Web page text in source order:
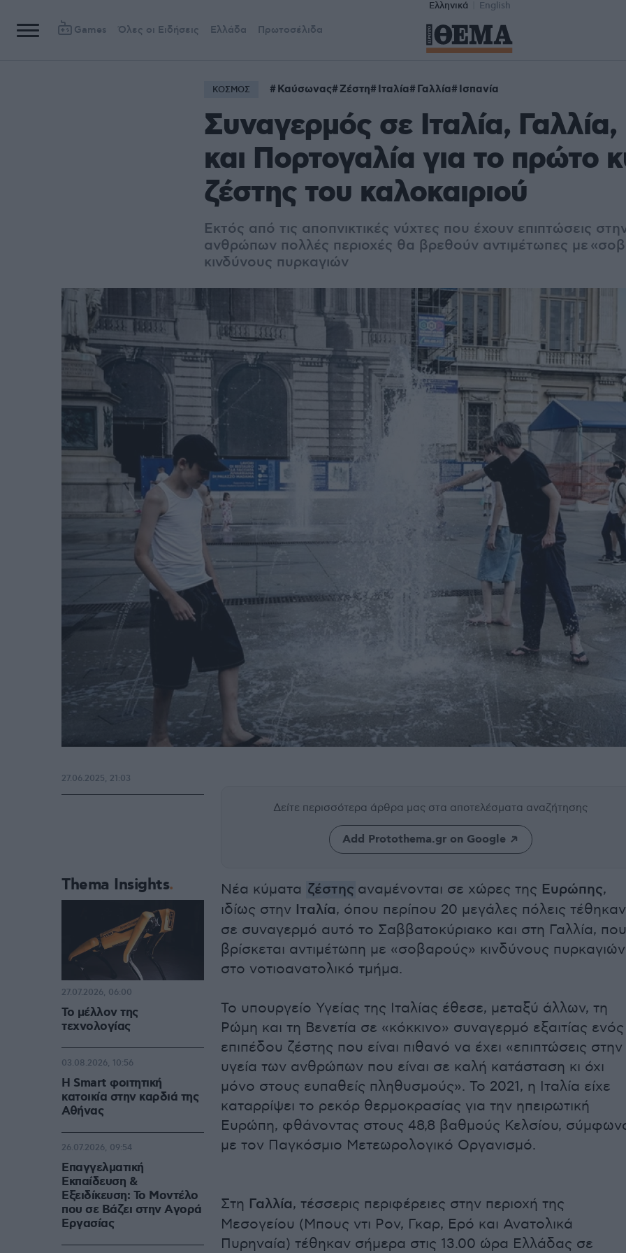
Ελληνικά English
Games Όλες οι Ειδήσεις Ελλάδα Πρωτοσέλιδα
ΚΟΣΜΟΣ Καύσωνας Ζέστη Ιταλία Γαλλία Ισπανία
Συναγερμός σε Ιταλία, Γαλλία,
και Πορτογαλία για το πρώτο
ζέστης του καλοκαιριού
Εκτός από τις αποπνικτικές νύχτες που έχουν επιπτώσεις
ανθρώπων πολλές περιοχές θα βρεθούν αντιμέτωπες με
κινδύνους πυρκαγιών
Δείτε περισσότερα άρθρα μας στα αποτελέσματα αναζήτησης
Add Protothema.gr on Google
Νέα κύματα ζέστης αναμένονται σε χώρες της Ευρώπης,
ιδίως στην Ιταλία, όπου περίπου 20 μεγάλες πόλεις τέθηκαν
σε συναγερμό αυτό το Σαββατοκύριακο και στη Γαλλία, που
βρίσκεται αντιμέτωπη με «σοβαρούς» κινδύνους πυρκαγιών
στο νοτιοανατολικό τμήμα.
Το υπουργείο Υγείας της Ιταλίας έθεσε, μεταξύ άλλων, τη
Ρώμη και τη Βενετία σε «κόκκινο» συναγερμό εξαιτίας ενός
επιπέδου ζέστης που είναι πιθανό να έχει «επιπτώσεις στην
υγεία των ανθρώπων που είναι σε καλή κατάσταση κι όχι
μόνο στους ευπαθείς πληθυσμούς». Το 2021, η Ιταλία είχε
καταρρίψει το ρεκόρ θερμοκρασίας για την ηπειρωτική
Ευρώπη, φθάνοντας στους 48,8 βαθμούς Κελσίου,
με τον Παγκόσμιο Μετεωρολογικό Οργανισμό.
Στη Γαλλία, τέσσερις περιφέρειες στην περιοχή της
Μεσογείου (Μπους ντι Ρον, Γκαρ, Ερό και Ανατολικά
Πυρηναία) τέθηκαν σήμερα στις 13.00 ώρα Ελλάδας σε
27.06.2025, 21:03
Thema Insights
Το μέλλον της
τεχνολογίας
27.07.2026, 06:00
Η Smart φοιτητική
κατοικία στην καρδιά της
Αθήνας
03.08.2026, 10:56
Επαγγελματική
Εκπαίδευση &
Εξειδίκευση: Το Mοντέλο
που σε Bάζει στην Aγορά
Eργασίας
26.07.2026, 09:54